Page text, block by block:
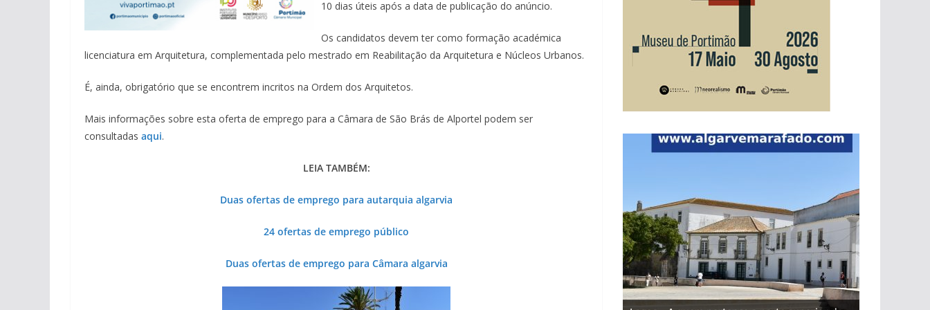
10 dias úteis após a data de publicação do anúncio.
Os candidatos devem ter como formação académica
licenciatura em Arquitetura, complementada pelo mestrado em Reabilitação da Arquitetura e Núcleos Urbanos.
É, ainda, obrigatório que se encontrem incritos na Ordem dos Arquitetos.
Mais informações sobre esta oferta de emprego para a Câmara de São Brás de Alportel podem ser
consultadas aqui.
LEIA TAMBÉM:
Duas ofertas de emprego para autarquia algarvia
24 ofertas de emprego público
Duas ofertas de emprego para Câmara algarvia